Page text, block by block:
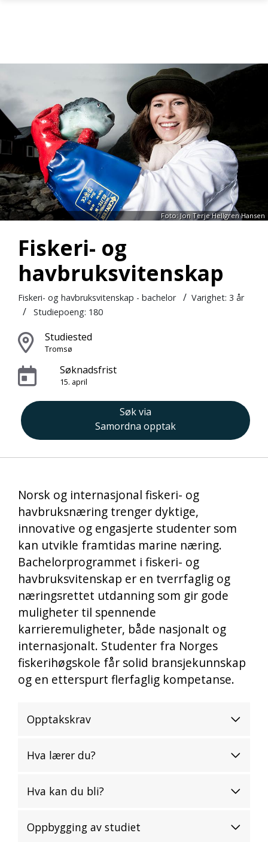
Gå til hovedinnhold
Foto: Jon Terje Hellgren Hansen
Fiskeri- og
havbruksvitenskap
Fiskeri- og havbruksvitenskap - bachelor / Varighet: 3 år
/ Studiepoeng: 180
Studiested
Tromsø
Søknadsfrist
15. april
Søk via
Samordna opptak
Norsk og internasjonal fiskeri- og
havbruksnæring trenger dyktige,
innovative og engasjerte studenter som
kan utvikle framtidas marine næring.
Bachelorprogrammet i fiskeri- og
havbruksvitenskap er en tverrfaglig og
næringsrettet utdanning som gir gode
muligheter til spennende
karrieremuligheter, både nasjonalt og
internasjonalt. Studenter fra Norges
fiskerihøgskole får solid bransjekunnskap
og en etterspurt flerfaglig kompetanse.
Opptakskrav
Hva lærer du?
Hva kan du bli?
Oppbygging av studiet